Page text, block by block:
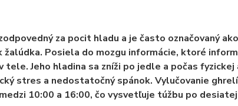
za pocit hladu a je často označovaný
žalúdka. Posiela do mozgu informácie, ktoré
tele.Jeho hladina sa zníži po jedle a počas
stres a nedostatočný spánok. Vylučovanie
10:00 a 16:00, čo vysvetľuje túžbu po